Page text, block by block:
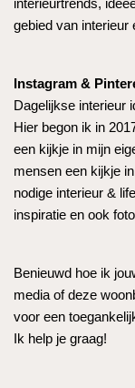
interieurtrends,
gebied van interieur
Instagram &
Dagelijkse interieur
Hier begon ik in
een kijkje in mijn
mensen een kijkje
nodige interieur &
inspiratie en ook
Benieuwd hoe ik
media of deze
voor een
Ik help je graag!